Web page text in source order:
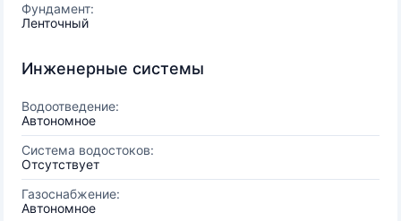
Фундамент:
Ленточный
Инженерные системы
Водоотведение:
Автономное
Система водостоков:
Отсутствует
Газоснабжение:
Автономное